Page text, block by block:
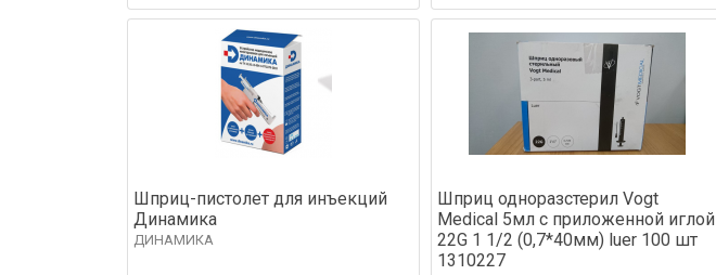
Шприц-пистолет для инъекций
Динамика
ДИНАМИКА
Шприц одноразстерил Vogt
Medical 5мл с приложенной иглой
22G 1 1/2 (0,7*40мм) luer 100 шт
1310227